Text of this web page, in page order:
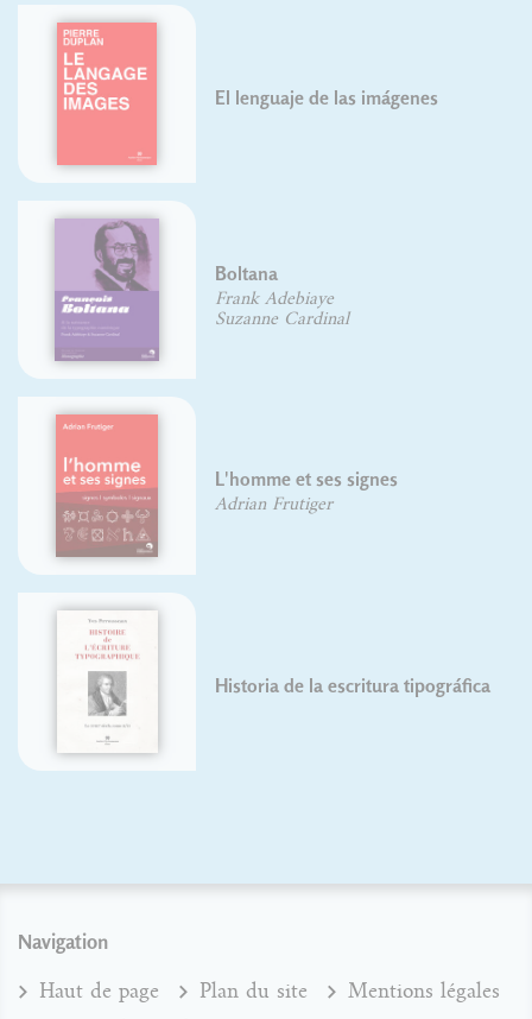
El lenguaje de las imágenes
Boltana
Frank Adebiaye
Suzanne Cardinal
L'homme et ses signes
Adrian Frutiger
Historia de la escritura tipográfica
Navigation
Haut de page Plan du site
Mentions légales